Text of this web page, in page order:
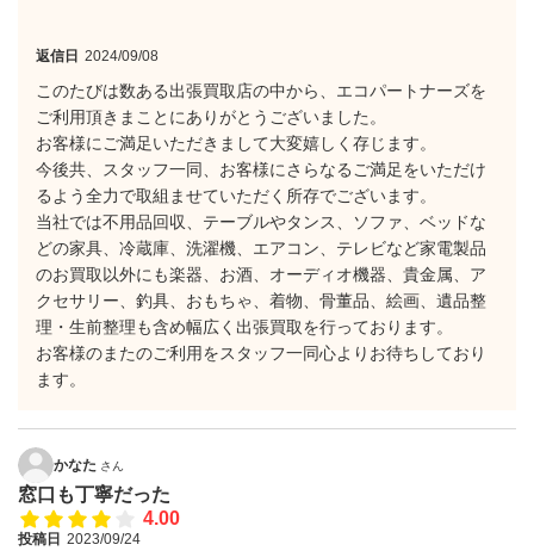
返信日 2024/09/08
このたびは数ある出張買取店の中から、エコパートナーズを
ご利用頂きまことにありがとうございました。
お客様にご満足いただきまして大変嬉しく存じます。
今後共、スタッフ一同、お客様にさらなるご満足をいただけ
るよう全力で取組ませていただく所存でございます。
当社では不用品回収、テーブルやタンス、ソファ、ベッドな
どの家具、冷蔵庫、洗濯機、エアコン、テレビなど家電製品
のお買取以外にも楽器、お酒、オーディオ機器、貴金属、ア
クセサリー、釣具、おもちゃ、着物、骨董品、絵画、遺品整
理・生前整理も含め幅広く出張買取を行っております。
お客様のまたのご利用をスタッフ一同心よりお待ちしており
ます。
かなた さん
窓口も丁寧だった
4.00
投稿日 2023/09/24